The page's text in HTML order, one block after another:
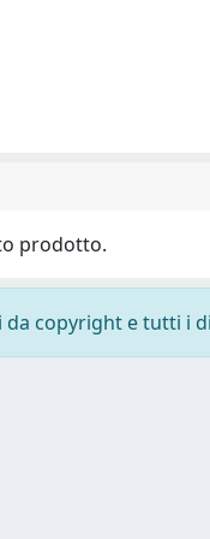
prodotto.
copyright e tutti i